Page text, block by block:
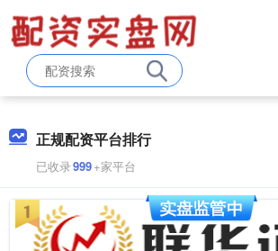
正规配资平台排行
已收录999+家平台